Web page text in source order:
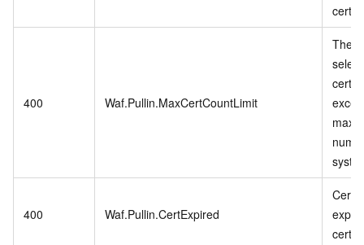
400 Waf.Pullin.MaxCertCountLimit
The
400 Waf.Pullin.CertExpired